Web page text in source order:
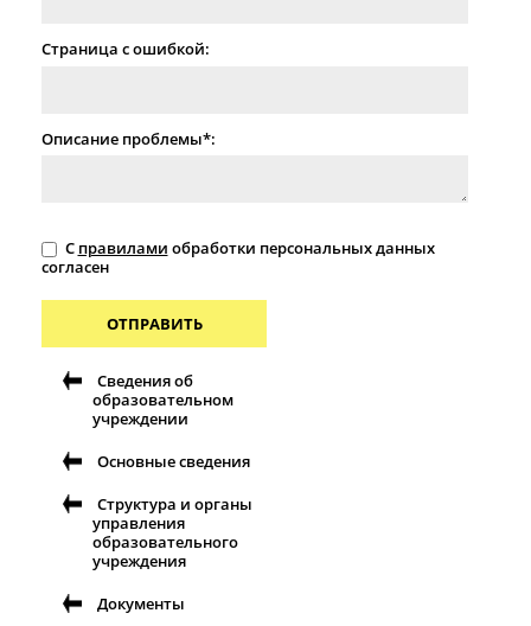
Страница с ошибкой:
Описание проблемы*:
С правилами обработки персональных данных
согласен
ОТПРАВИТЬ
Сведения об
образовательном
учреждении
Основные сведения
Структура и органы
управления
образовательного
учреждения
Документы